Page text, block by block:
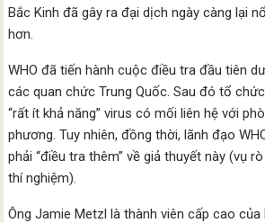
Bắc Kinh đã gây ra đại dịch ngày càng lại
hơn.
WHO đã tiến hành cuộc điều tra đầu tiên
các quan chức Trung Quốc. Sau đó tổ
“rất ít khả năng” virus có mối liên hệ với
phương. Tuy nhiên, đồng thời, lãnh đạo
phải “điều tra thêm” về giả thuyết này (vụ
thí nghiệm).
Ông Jamie Metzl là thành viên cấp cao